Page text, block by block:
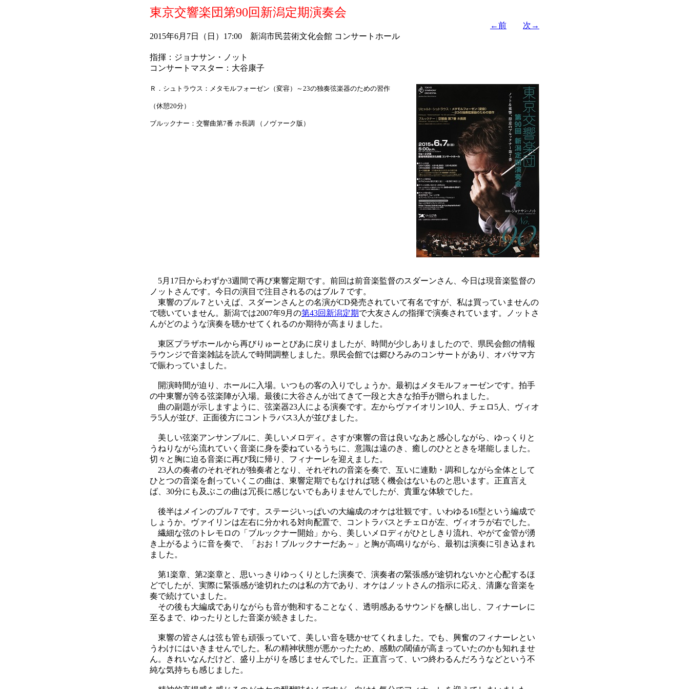
東京交響楽団第90回新潟定期演奏会
←前
次→
2015年6月7日（日）17:00 新潟市民芸術文化会館 コンサートホール
指揮：ジョナサン・ノット
コンサートマスター：大谷康子
Ｒ．シュトラウス：メタモルフォーゼン（変容）～23の独奏弦楽器のための習作
（休憩20分）
ブルックナー：交響曲第7番 ホ長調 （ノヴァーク版）
5月17日からわずか3週間で再び東響定期です。前回は前音楽監督のスダーンさん、今日は現音楽監督の
ノットさんです。今日の演目で注目されるのはブル７です。
東響のブル７といえば、スダーンさんとの名演がCD発売されていて有名ですが、私は買っていませんの
で聴いていません。新潟では2007年9月の第43回新潟定期で大友さんの指揮で演奏されています。ノットさ
んがどのような演奏を聴かせてくれるのか期待が高まりました。
東区プラザホールから再びりゅーとぴあに戻りましたが、時間が少しありましたので、県民会館の情報
ラウンジで音楽雑誌を読んで時間調整しました。県民会館では郷ひろみのコンサートがあり、オバサマ方
で賑わっていました。
開演時間が迫り、ホールに入場。いつもの客の入りでしょうか。最初はメタモルフォーゼンです。拍手
の中東響が誇る弦楽陣が入場。最後に大谷さんが出てきて一段と大きな拍手が贈られました。
曲の副題が示しますように、弦楽器23人による演奏です。左からヴァイオリン10人、チェロ5人、ヴィオ
ラ5人が並び、正面後方にコントラバス3人が並びました。
美しい弦楽アンサンブルに、美しいメロディ。さすが東響の音は良いなあと感心しながら、ゆっくりと
うねりながら流れていく音楽に身を委ねているうちに、意識は遠のき、癒しのひとときを堪能しました。
切々と胸に迫る音楽に再び我に帰り、フィナーレを迎えました。
23人の奏者のそれぞれが独奏者となり、それぞれの音楽を奏で、互いに連動・調和しながら全体として
ひとつの音楽を創っていくこの曲は、東響定期でもなければ聴く機会はないものと思います。正直言え
ば、30分にも及ぶこの曲は冗長に感じないでもありませんでしたが、貴重な体験でした。
後半はメインのブル７です。ステージいっぱいの大編成のオケは壮観です。いわゆる16型という編成で
しょうか。ヴァイリンは左右に分かれる対向配置で、コントラバスとチェロが左、ヴィオラが右でした。
繊細な弦のトレモロの「ブルックナー開始」から、美しいメロディがひとしきり流れ、やがて金管が湧
き上がるように音を奏で、「おお！ブルックナーだあ～」と胸が高鳴りながら、最初は演奏に引き込まれ
ました。
第1楽章、第2楽章と、思いっきりゆっくりとした演奏で、演奏者の緊張感が途切れないかと心配するほ
どでしたが、実際に緊張感が途切れたのは私の方であり、オケはノットさんの指示に応え、清廉な音楽を
奏で続けていました。
その後も大編成でありながらも音が飽和することなく、透明感あるサウンドを醸し出し、フィナーレに
至るまで、ゆったりとした音楽が続きました。
東響の皆さんは弦も管も頑張っていて、美しい音を聴かせてくれました。でも、興奮のフィナーレとい
うわけにはいきませんでした。私の精神状態が悪かったため、感動の閾値が高まっていたのかも知れませ
ん。きれいなんだけど、盛り上がりを感じませんでした。正直言って、いつ終わるんだろうなどという不
純な気持ちも感じました。